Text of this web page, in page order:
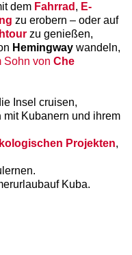
dem Fahrrad , E-
zu erobern – oder auf
zu genießen,
Hemingway wandeln,
Sohn von Che
Insel cruisen,
mit Kubanern und ihrem
Projekten,
Kuba.